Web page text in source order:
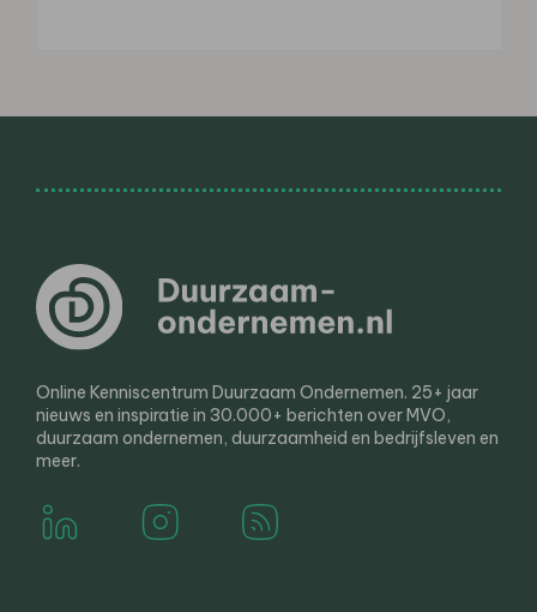
Online Kenniscentrum Duurzaam Ondernemen. 25+ jaar
nieuws en inspiratie in 30.000+ berichten over MVO,
duurzaam ondernemen, duurzaamheid en bedrijfsleven en
meer.